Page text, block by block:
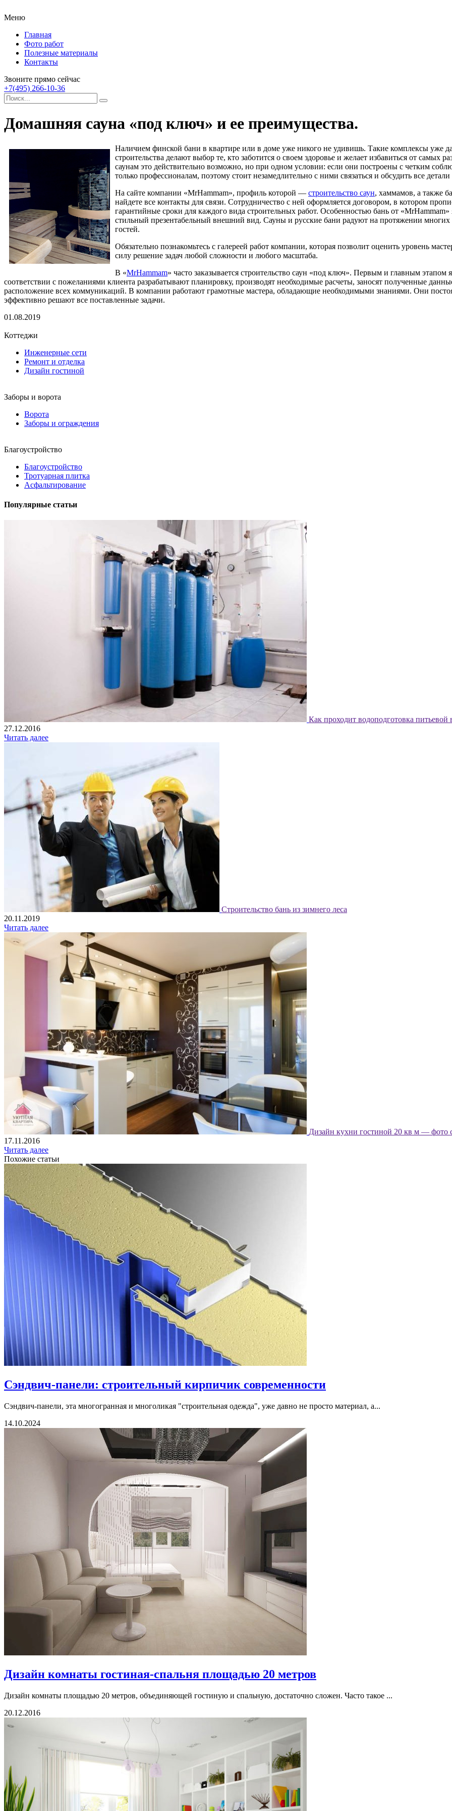
Меню
Главная
Фото работ
Полезные материалы
Контакты
Звоните прямо сейчас
+7(495) 266-10-36
Домашняя сауна «под ключ» и ее преимущества.
Наличием финской бани в квартире или в доме уже никого не удивишь. Такие комплексы уже
строительства делают выбор те, кто заботится о своем здоровье и желает избавиться от самых
саунам это действительно возможно, но при одном условии: если они построены с четким
только профессионалам, поэтому стоит незамедлительно с ними связаться и обсудить все
На сайте компании «MrHammam», профиль которой — строительство саун, хаммамов, а также
найдете все контакты для связи. Сотрудничество с ней оформляется договором, в котором
гарантийные сроки для каждого вида строительных работ. Особенностью бань от «MrHammam»
стильный презентабельный внешний вид. Сауны и русские бани радуют на протяжении
гостей.
Обязательно познакомьтесь с галереей работ компании, которая позволит оценить уровень
силу решение задач любой сложности и любого масштаба.
В «MrHammam» часто заказывается строительство саун «под ключ». Первым и главным
соответствии с пожеланиями клиента разрабатывают планировку, производят необходимые расчеты, заносят полученные
расположение всех коммуникаций. В компании работают грамотные мастера, обладающие необходимыми знаниями. Они
эффективно решают все поставленные задачи.
01.08.2019
Коттеджи
Инженерные сети
Ремонт и отделка
Дизайн гостиной
Заборы и ворота
Ворота
Заборы и ограждения
Благоустройство
Благоустройство
Тротуарная плитка
Асфальтирование
Популярные статьи
Как проходит водоподготовка питьевой
27.12.2016
Читать далее
Строительство бань из зимнего леса
20.11.2019
Читать далее
Дизайн кухни гостиной 20 кв м — фото
17.11.2016
Читать далее
Похожие статьи
Сэндвич-панели: строительный кирпичик современности
Сэндвич-панели, эта многогранная и многоликая "строительная одежда", уже давно не просто материал, а...
14.10.2024
Дизайн комнаты гостиная-спальня площадью 20 метров
Дизайн комнаты площадью 20 метров, объединяющей гостиную и спальную, достаточно сложен. Часто такое ...
20.12.2016